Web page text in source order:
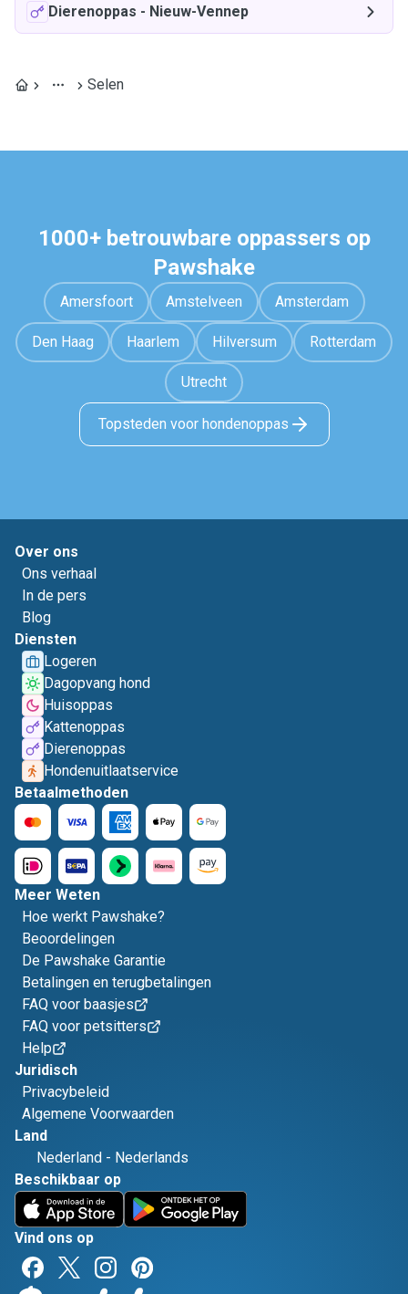
Dierenoppas - Nieuw-Vennep
Selen
1000+ betrouwbare oppassers op
Pawshake
Amersfoort Amstelveen Amsterdam
Den Haag Haarlem Hilversum Rotterdam
Utrecht
Topsteden voor hondenoppas
Over ons
Ons verhaal
In de pers
Blog
Diensten
Logeren
Dagopvang hond
Huisoppas
Kattenoppas
Dierenoppas
Hondenuitlaatservice
Betaalmethoden
Meer Weten
Hoe werkt Pawshake?
Beoordelingen
De Pawshake Garantie
Betalingen en terugbetalingen
FAQ voor baasjes
FAQ voor petsitters
Help
Juridisch
Privacybeleid
Algemene Voorwaarden
Land
Nederland - Nederlands
Beschikbaar op
Vind ons op